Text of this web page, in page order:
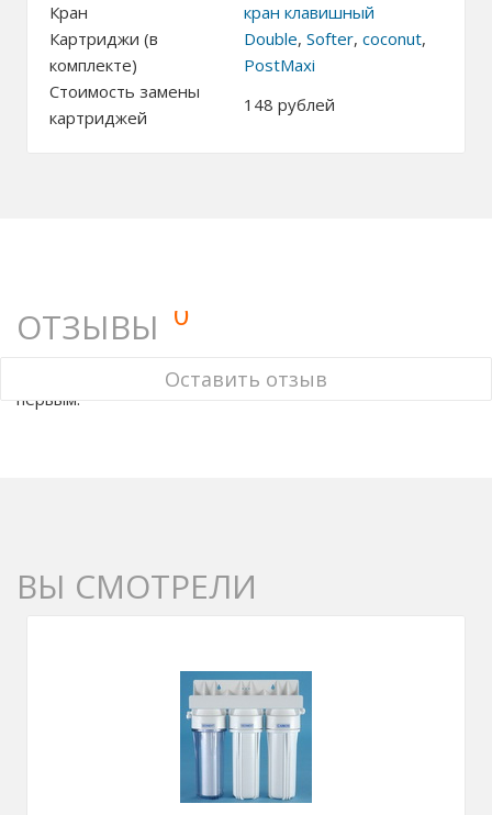
Кран
кран клавишный
Картриджи (в
комплекте)
Double, Softer, coconut,
PostMaxi
Стоимость замены
картриджей
148 рублей
ОТЗЫВЫ 0
Оставить отзыв
У этого товара нет ни одного отзыва. Вы можете стать
первым.
ВЫ СМОТРЕЛИ